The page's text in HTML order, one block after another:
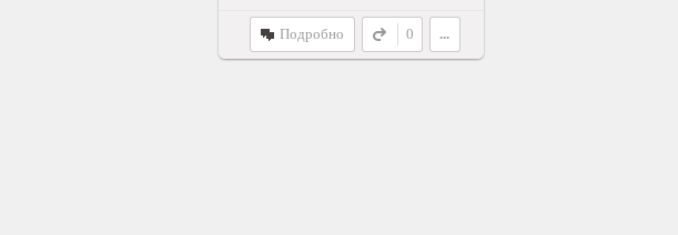
Подробно 0 ...